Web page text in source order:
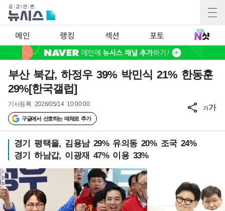
메인 랭킹 섹션 포토
부산 북갑, 하정우 39% 박민식 21% 한동훈
29%[한국갤럽]
기사등록 2026/05/14 10:00:00
구글에서 선호하는 매체로 추가
가가
경기 평택을, 김용남 29% 유의동 20% 조국 24%
경기 하남갑, 이광재 47% 이용 33%